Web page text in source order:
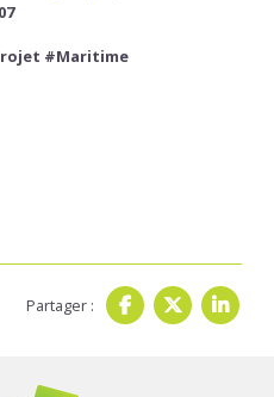
#Maritime
Partager :